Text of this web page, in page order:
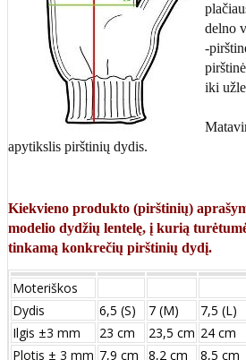
delno
-
iki
apytikslis pirštinių dydis.
Kiekvieno produkto (pirštinių)
modelio dydžių lentelę, į kurią
tinkamą konkrečių pirštinių dydį.
Moteriškos
Dydis
6,5 (S) 7 (M) 7,5 (L)
Ilgis ±3 mm
23 cm 23,5 cm 24 cm
Plotis ± 3 mm 7,9 cm 8,2 cm 8,5 cm